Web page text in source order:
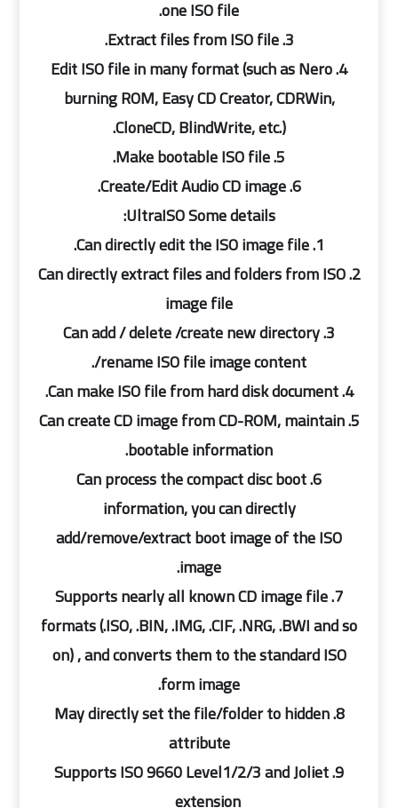
one ISO file.
3. Extract files from ISO file.
4. Edit ISO file in many format (such as Nero
burning ROM, Easy CD Creator, CDRWin,
CloneCD, BlindWrite, etc.).
5. Make bootable ISO file.
6. Create/Edit Audio CD image.
UltraISO Some details:
1. Can directly edit the ISO image file.
2. Can directly extract files and folders from ISO
image file
3. Can add / delete /create new directory
/rename ISO file image content.
4. Can make ISO file from hard disk document.
5. Can create CD image from CD-ROM, maintain
bootable information.
6. Can process the compact disc boot
information, you can directly
add/remove/extract boot image of the ISO
image.
7. Supports nearly all known CD image file
formats (.ISO, .BIN, .IMG, .CIF, .NRG, .BWI and so
on) , and converts them to the standard ISO
form image.
8. May directly set the file/folder to hidden
attribute
9. Supports ISO 9660 Level1/2/3 and Joliet
extension